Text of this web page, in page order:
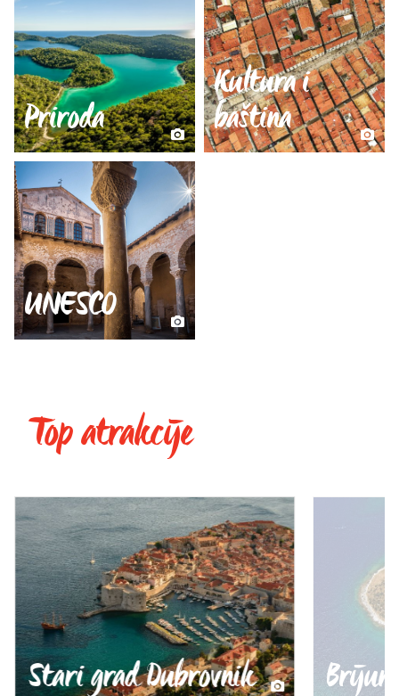
Priroda
Kultura i
baština
UNESCO
Top atrakcije
Stari grad Dubrovnik Brijuni